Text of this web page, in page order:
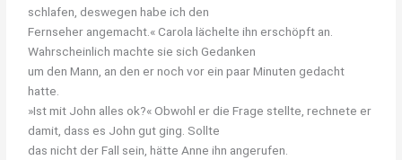
schlafen, deswegen habe ich den
Fernseher angemacht.« Carola lächelte ihn erschöpft an.
Wahrscheinlich machte sie sich Gedanken
um den Mann, an den er noch vor ein paar Minuten gedacht
hatte.
»Ist mit John alles ok?« Obwohl er die Frage stellte, rechnete er
damit, dass es John gut ging. Sollte
das nicht der Fall sein, hätte Anne ihn angerufen.